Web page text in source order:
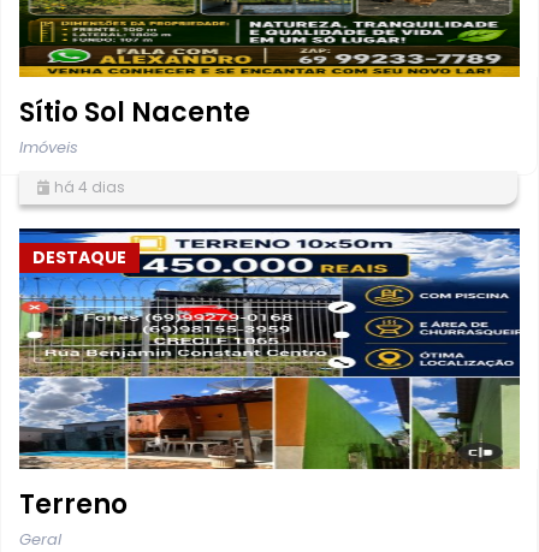
Sítio Sol Nacente
Imóveis
há 4 dias
DESTAQUE
Terreno
Geral